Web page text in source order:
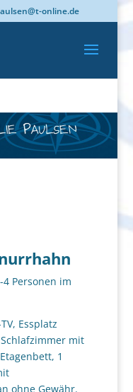
online.de
Personen im
Essplatz
mit
1
ohne Gewähr.